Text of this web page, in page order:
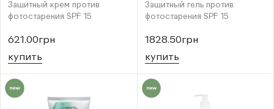
Защитный крем против
фотостарения SPF 15
621.00грн
купить
Защитный гель против
фотостарения SPF 15
1828.50грн
купить